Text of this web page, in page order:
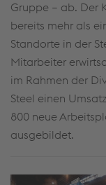
Gruppe – ab. Der
bereits mehr als
Standorte in der
Mitarbeiter
im Rahmen der
Steel einen
800 neue
ausgebildet.